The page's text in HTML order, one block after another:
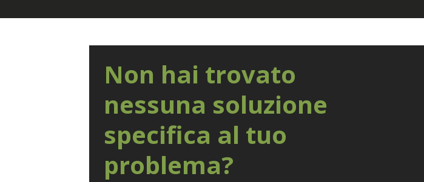
Non hai trovato
nessuna soluzione
specifica al tuo
problema?